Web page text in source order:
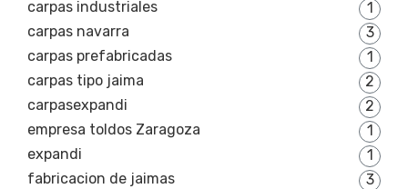
carpas industriales
1
carpas navarra
3
carpas prefabricadas
1
carpas tipo jaima
2
carpasexpandi
2
empresa toldos Zaragoza
1
expandi
1
fabricacion de jaimas
3